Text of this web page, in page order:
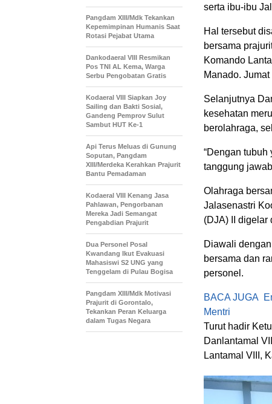
serta ibu-ibu
Hal tersebut
bersama
Komando
Manado. Jumat
Selanjutnya
kesehatan
berolahraga,
“Dengan tubuh
tanggung
Olahraga
Jalasenastri
(DJA) II digelar
Diawali
bersama dan
personel.
BACA JUGA
Mentri
Turut hadir
Danlantamal
Lantamal VIII,
Pangdam XIII/Mdk Tekankan
Kepemimpinan Humanis Saat
Rotasi Pejabat Utama
Dankodaeral VIII Resmikan
Pos TNI AL Kema, Warga
Serbu Pengobatan Gratis
Kodaeral VIII Siapkan Joy
Sailing dan Bakti Sosial,
Gandeng Pemprov Sulut
Sambut HUT Ke-1
Api Terus Meluas di Gunung
Soputan, Pangdam
XIII/Merdeka Kerahkan Prajurit
Bantu Pemadaman
Kodaeral VIII Kenang Jasa
Pahlawan, Pengorbanan
Mereka Jadi Semangat
Pengabdian Prajurit
Dua Personel Posal
Kwandang Ikut Evakuasi
Mahasiswi S2 UNG yang
Tenggelam di Pulau Bogisa
Pangdam XIII/Mdk Motivasi
Prajurit di Gorontalo,
Tekankan Peran Keluarga
dalam Tugas Negara